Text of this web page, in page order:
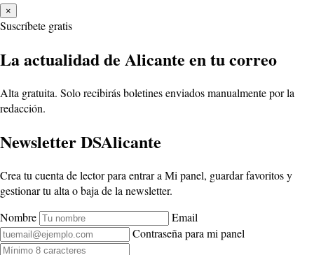
×
Suscríbete gratis
La actualidad de Alicante en tu correo
Alta gratuita. Solo recibirás boletines enviados manualmente por la
redacción.
Newsletter DSAlicante
Crea tu cuenta de lector para entrar a Mi panel, guardar favoritos y
gestionar tu alta o baja de la newsletter.
Nombre
Email
Contraseña para mi panel